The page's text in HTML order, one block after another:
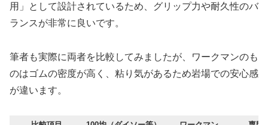
用」として設計されているため、グリップ力や耐久性のバ
ランスが非常に良いです。
筆者も実際に両者を比較してみましたが、ワークマンのも
のはゴムの密度が高く、粘り気があるため岩場での安心感
が違います。